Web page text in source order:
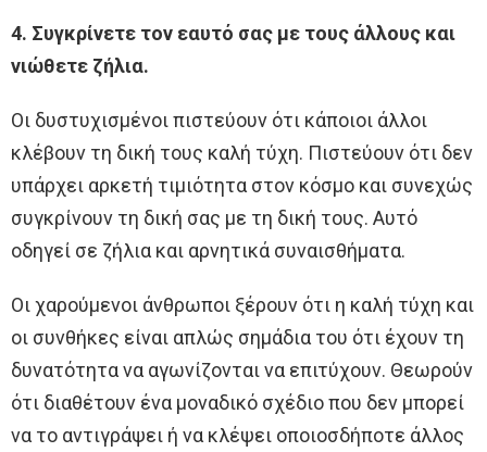
4. Συγκρίνετε τον εαυτό σας με τους άλλους και
νιώθετε ζήλια.
Οι δυστυχισμένοι πιστεύουν ότι κάποιοι άλλοι
κλέβουν τη δική τους καλή τύχη. Πιστεύουν ότι δεν
υπάρχει αρκετή τιμιότητα στον κόσμο και συνεχώς
συγκρίνουν τη δική σας με τη δική τους. Αυτό
οδηγεί σε ζήλια και αρνητικά συναισθήματα.
Οι χαρούμενοι άνθρωποι ξέρουν ότι η καλή τύχη και
οι συνθήκες είναι απλώς σημάδια του ότι έχουν τη
δυνατότητα να αγωνίζονται να επιτύχουν. Θεωρούν
ότι διαθέτουν ένα μοναδικό σχέδιο που δεν μπορεί
να το αντιγράψει ή να κλέψει οποιοσδήποτε άλλος